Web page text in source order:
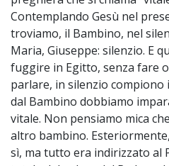
Contemplando Gesù nel
troviamo, il Bambino, nel
Maria, Giuseppe: silenzio. E
fuggire in Egitto, senza fare
parlare, in silenzio compiono
dal Bambino dobbiamo
vitale. Non pensiamo mica
altro bambino.
sì, ma tutto era indirizzato al